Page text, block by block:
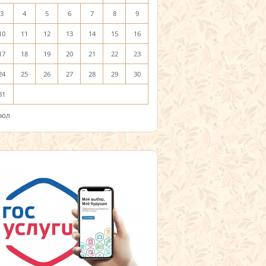
3 4 5 6 7 8 9
11 12 13 14 15 16
18 19 20 21 22 23
25 26 27 28 29 30